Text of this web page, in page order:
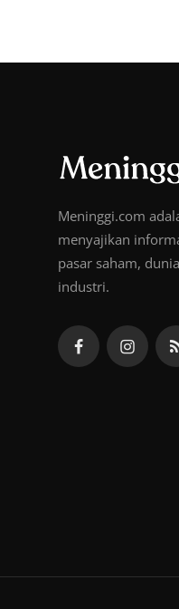
Meninggi.com
menyajikan
pasar saham,
industri.